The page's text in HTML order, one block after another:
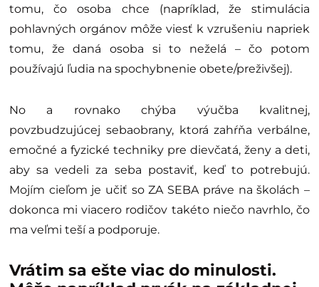
tomu, čo osoba chce (napríklad, že stimulácia
pohlavných orgánov môže viesť k vzrušeniu napriek
tomu, že daná osoba si to neželá – čo potom
používajú ľudia na spochybnenie obete/preživšej).
No a rovnako chýba výučba kvalitnej,
povzbudzujúcej sebaobrany, ktorá zahŕňa verbálne,
emočné a fyzické techniky pre dievčatá, ženy a deti,
aby sa vedeli za seba postaviť, keď to potrebujú.
Mojím cieľom je učiť so ZA SEBA práve na školách –
dokonca mi viacero rodičov takéto niečo navrhlo, čo
ma veľmi teší a podporuje.
Vrátim sa ešte viac do minulosti.